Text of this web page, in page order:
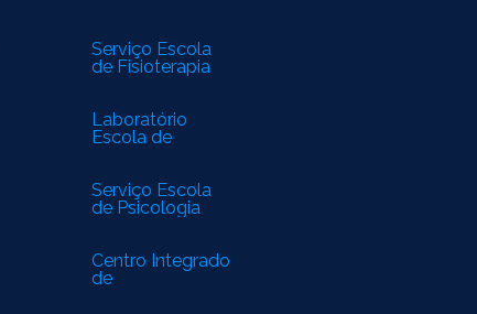
Serviço Escola
de Fisioterapia
Laboratório
Escola de
Serviço Escola
de Psicologia
Centro Integrado
de